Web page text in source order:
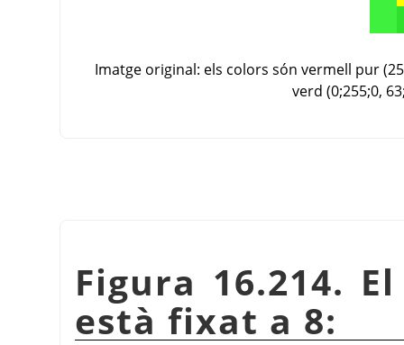
Imatge original: els colors són vermell pur
verd (0;255;0,
Figura 16.214.
està fixat a 8: